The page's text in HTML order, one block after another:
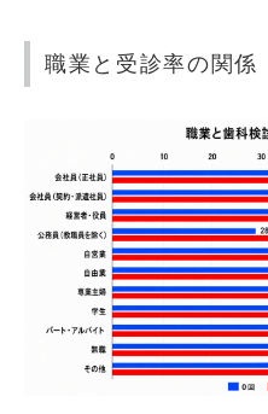
職業と受診率の関係